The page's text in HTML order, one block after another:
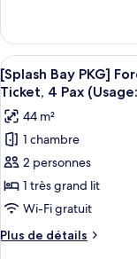
2nd
session]
Forest
Towr
Accessible
King+Breakfast
for
Club
le
type
de
chambre
Kitchen
2nd
session]
Forest
Towr
King+Breakfast
for
Afficher
toutes
les
photos
pour
ce
type
de
chambre :
[Splash
5
[Splash Bay PKG]
Ticket, 4 Pax
44 m²
1 chambre
2 personnes
1 très grand lit
Wi-Fi gratuit
Plus de détails
Plus